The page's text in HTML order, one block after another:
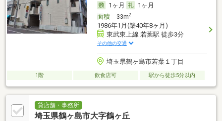
1ヶ月
1ヶ月
面積33m2
1986年1月(築40年8ヶ月)
東武東上線 若葉駅 徒歩3分
その他の交通
埼玉県鶴ヶ島市若葉１丁目
1階 飲食店可 駅から徒歩5分以内
貸店舗・事務所
埼玉県鶴ヶ島市大字鶴ヶ丘